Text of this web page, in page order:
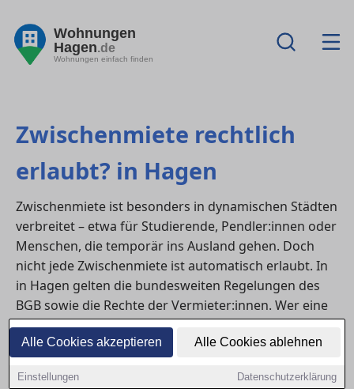
Alle Cookies akzeptieren Alle Cookies ablehnen
Einstellungen Datenschutzerklärung
Wohnungen
Hagen.de
Wohnungen einfach finden
Zwischenmiete rechtlich
erlaubt? in Hagen
Zwischenmiete ist besonders in dynamischen Städten
verbreitet – etwa für Studierende, Pendler:innen oder
Menschen, die temporär ins Ausland gehen. Doch
nicht jede Zwischenmiete ist automatisch erlaubt. In
in Hagen gelten die bundesweiten Regelungen des
BGB sowie die Rechte der Vermieter:innen. Wer eine
wohnungoder ein WG-Zimmer weitervermieten
möchte, sollte daher die rechtlichen Grundlagen